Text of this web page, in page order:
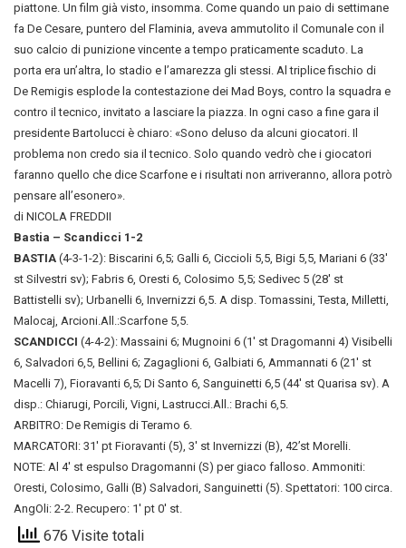
piattone. Un film già visto, insomma. Come quando un paio di settimane
fa De Cesare, puntero del Flaminia, aveva ammutolito il Comunale con il
suo calcio di punizione vincente a tempo praticamente scaduto. La
porta era un’altra, lo stadio e l’amarezza gli stessi. Al triplice fischio di
De Remigis esplode la contestazione dei Mad Boys, contro la squadra e
contro il tecnico, invitato a lasciare la piazza. In ogni caso a fine gara il
presidente Bartolucci è chiaro: «Sono deluso da alcuni giocatori. Il
problema non credo sia il tecnico. Solo quando vedrò che i giocatori
faranno quello che dice Scarfone e i risultati non arriveranno, allora potrò
pensare all’esonero».
di NICOLA FREDDII
Bastia – Scandicci 1-2
BASTIA (4-3-1-2): Biscarini 6,5; Galli 6, Ciccioli 5,5, Bigi 5,5, Mariani 6 (33′
st Silvestri sv); Fabris 6, Oresti 6, Colosimo 5,5; Sedivec 5 (28′ st
Battistelli sv); Urbanelli 6, Invernizzi 6,5. A disp. Tomassini, Testa, Milletti,
Malocaj, Arcioni.All.:Scarfone 5,5.
SCANDICCI (4-4-2): Massaini 6; Mugnoini 6 (1′ st Dragomanni 4) Visibelli
6, Salvadori 6,5, Bellini 6; Zagaglioni 6, Galbiati 6, Ammannati 6 (21′ st
Macelli 7), Fioravanti 6,5; Di Santo 6, Sanguinetti 6,5 (44′ st Quarisa sv). A
disp.: Chiarugi, Porcili, Vigni, Lastrucci.All.: Brachi 6,5.
ARBITRO: De Remigis di Teramo 6.
MARCATORI: 31′ pt Fioravanti (5), 3′ st Invernizzi (B), 42’st Morelli.
NOTE: Al 4′ st espulso Dragomanni (S) per giaco falloso. Ammoniti:
Oresti, Colosimo, Galli (B) Salvadori, Sanguinetti (5). Spettatori: 100 circa.
AngOli: 2-2. Recupero: 1′ pt 0′ st.
676 Visite totali